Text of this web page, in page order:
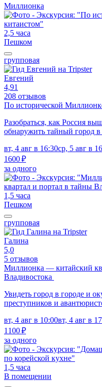
Миллионка
2,5 часа
Пешком
групповая
Евгений
4,91
208 отзывов
По исторической
Разобраться, как Россия
обнаружить тайный город в
вт, 4 авг в 16:30ср, 5 авг в
1600 ₽
за одного
1,5 часа
Пешком
групповая
Галина
5,0
5 отзывов
Миллионка — китайский
Владивостока
Увидеть город в городе и
преступников и
вт, 4 авг в 10:00вт, 4 авг в
1100 ₽
за одного
1,5 часа
В помещении